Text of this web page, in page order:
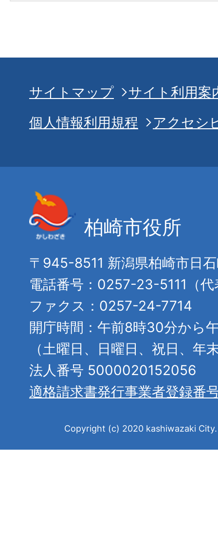
サイトマップ
サイト利用案
個人情報利用規程
アクセシ
柏崎市役所
〒945-8511 新潟県柏崎市日
電話番号：0257-23-5111（代
ファクス：0257-24-7714
開庁時間：午前8時30分から
（土曜日、日曜日、祝日、年
法人番号 5000020152056
適格請求書発行事業者登録番
Copyright (c) 2020 kashiwazaki